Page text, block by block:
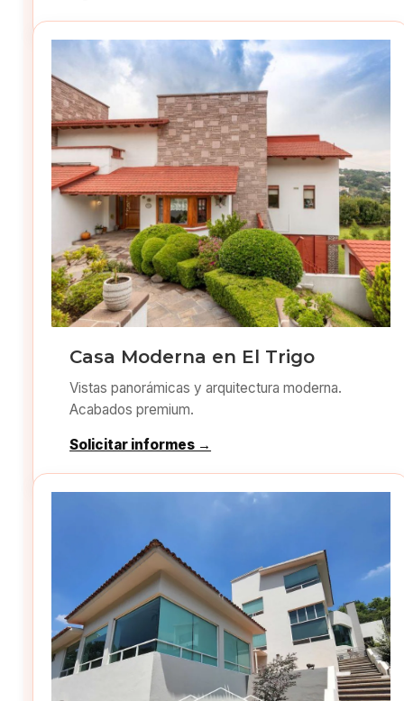
Casa Moderna en El Trigo
Vistas panorámicas y arquitectura moderna.
Acabados premium.
Solicitar informes →